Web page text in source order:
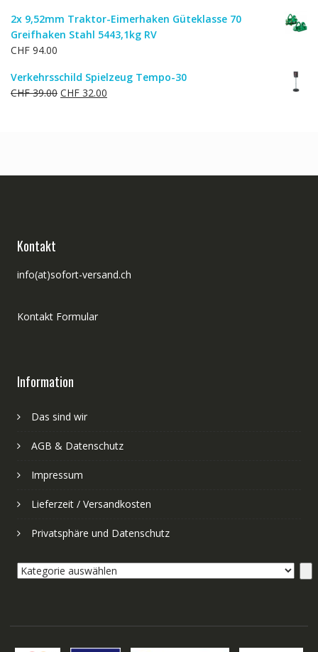
2x 9,52mm Traktor-Eimerhaken Güteklasse 70
Greifhaken Stahl 5443,1kg RV
CHF 94.00
Verkehrsschild Spielzeug Tempo-30
CHF39.00 Ursprünglicher
CHF 32.00
Kontakt
info(at)sofort-versand.ch
Kontakt Formular
Information
Das sind wir
AGB & Datenschutz
Impressum
Lieferzeit / Versandkosten
Privatsphäre und Datenschutz
Kategorie